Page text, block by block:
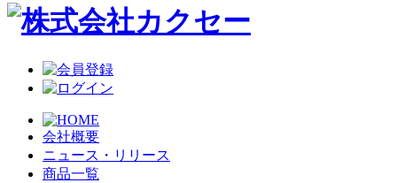
会社概要
ニュース・リリース
商品一覧